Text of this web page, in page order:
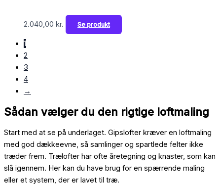
2.040,00 kr. Se produkt
1
2
3
4
→
Sådan vælger du den rigtige loftmaling
Start med at se på underlaget. Gipslofter kræver en loftmaling
med god dækkeevne, så samlinger og spartlede felter ikke
træder frem. Trælofter har ofte åretegning og knaster, som kan
slå igennem. Her kan du have brug for en spærrende maling
eller et system, der er lavet til træ.